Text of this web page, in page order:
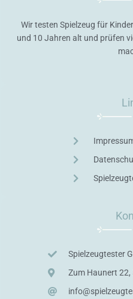
Wir testen Spielzeug für
und 10 Jahren alt und prüfen
Spielzeugtester
Zum Haunert 22,